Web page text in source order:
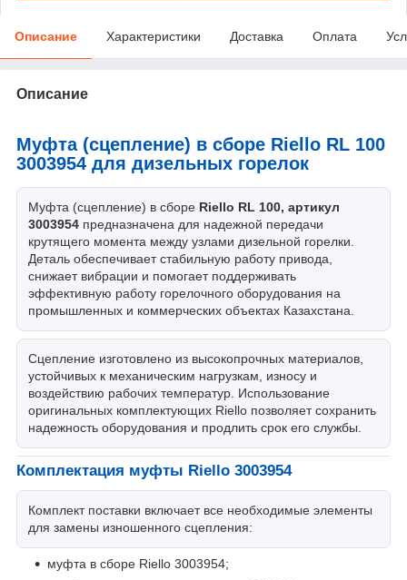
Описание Характеристики Доставка Оплата
Описание
Муфта (сцепление) в сборе Riello RL 100
3003954 для дизельных горелок
Муфта (сцепление) в сборе Riello RL 100, артикул
3003954 предназначена для надежной передачи
крутящего момента между узлами дизельной горелки.
Деталь обеспечивает стабильную работу привода,
снижает вибрации и помогает поддерживать
эффективную работу горелочного оборудования на
промышленных и коммерческих объектах Казахстана.
Сцепление изготовлено из высокопрочных материалов,
устойчивых к механическим нагрузкам, износу и
воздействию рабочих температур. Использование
оригинальных комплектующих Riello позволяет сохранить
надежность оборудования и продлить срок его службы.
Комплектация муфты Riello 3003954
Комплект поставки включает все необходимые элементы
для замены изношенного сцепления:
муфта в сборе Riello 3003954;